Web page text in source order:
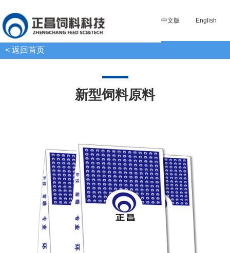
中文版 English
< 返回首页
新型饲料原料